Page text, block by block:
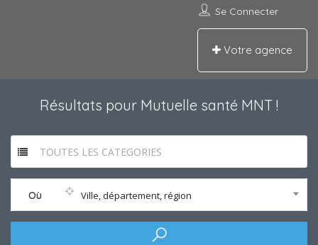
Se Connecter
Votre agence
Résultats pour Mutuelle santé MNT !
TOUTES LES CATEGORIES
Où Ville, département, région